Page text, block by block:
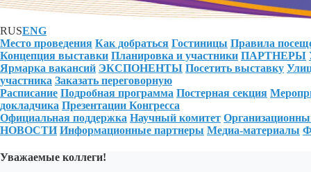
RUSENG
Место проведения Как добраться Гостиницы Правила
Концепция выставки Планировка и участники ПАРТНЕРЫ
Ярмарка вакансий ЭКСПОНЕНТЫ Посетить выставку
участника Заказать переговорную
Расписание Подробная программа Постерная секция
докладчика Презентации Конгресса
Официальная поддержка Научный комитет
НОВОСТИ Информационные партнеры Медиа-материалы
Уважаемые коллеги!